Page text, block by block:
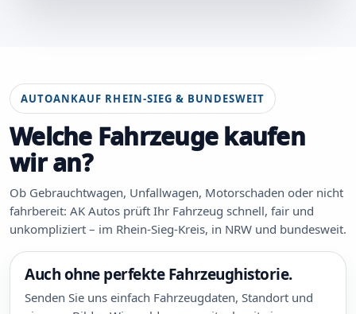
AUTOANKAUF RHEIN-SIEG & BUNDESWEIT
Welche Fahrzeuge kaufen
wir an?
Ob Gebrauchtwagen, Unfallwagen, Motorschaden oder nicht
fahrbereit: AK Autos prüft Ihr Fahrzeug schnell, fair und
unkompliziert – im Rhein-Sieg-Kreis, in NRW und bundesweit.
Auch ohne perfekte Fahrzeughistorie.
Senden Sie uns einfach Fahrzeugdaten, Standort und